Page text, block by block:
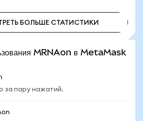
БОЛЬШЕ СТАТИСТИКИ
MRNAon в MetaMask
за пару нажатий.